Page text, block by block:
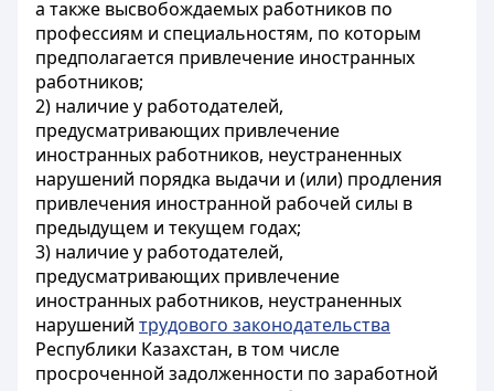
а также высвобождаемых работников по
профессиям и специальностям, по которым
предполагается привлечение иностранных
работников;
2) наличие у работодателей,
предусматривающих привлечение
иностранных работников, неустраненных
нарушений порядка выдачи и (или) продления
привлечения иностранной рабочей силы в
предыдущем и текущем годах;
3) наличие у работодателей,
предусматривающих привлечение
иностранных работников, неустраненных
нарушений трудового законодательства
Республики Казахстан, в том числе
просроченной задолженности по заработной